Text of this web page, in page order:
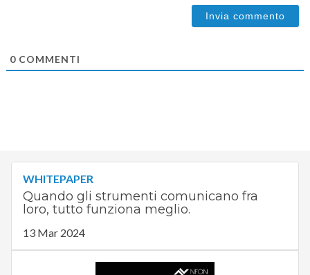
0COMMENTI
WHITEPAPER
Quando gli strumenti comunicano fra
loro, tutto funziona meglio.
13 Mar 2024